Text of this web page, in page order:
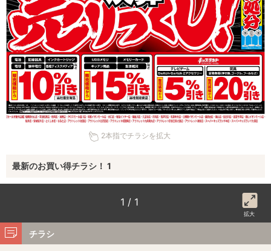
2本指でチラシを拡大
最新のお買い得チラシ！ 1
1 / 1
拡大
チラシ